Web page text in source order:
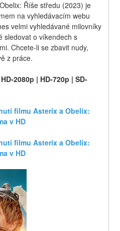
Říše středu (2023) je
na vyhledávacím webu
velmi vyhledávané milovníky
sledovat o víkendech s
Chcete-li se zbavit nudy,
z práce.
2080p | HD-720p | SD-
filmu Asterix a Obelix:
v HD
filmu Asterix a Obelix:
v HD